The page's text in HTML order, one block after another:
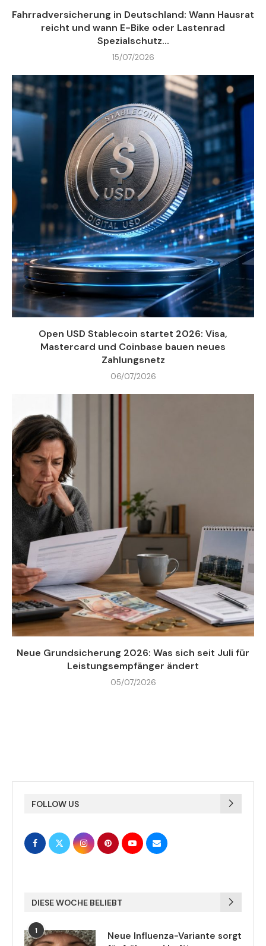
Fahrradversicherung in Deutschland: Wann Hausrat
reicht und wann E-Bike oder Lastenrad
Spezialschutz...
15/07/2026
Open USD Stablecoin startet 2026: Visa,
Mastercard und Coinbase bauen neues
Zahlungsnetz
06/07/2026
Neue Grundsicherung 2026: Was sich seit Juli für
Leistungsempfänger ändert
05/07/2026
FOLLOW US
DIESE WOCHE BELIEBT
1
Neue Influenza-Variante sorgt